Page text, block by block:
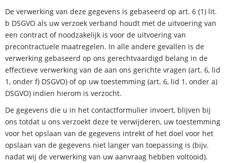
De verwerking van deze gegevens is gebaseerd op art. 6 (1) lit.
b DSGVO als uw verzoek verband houdt met de uitvoering van
een contract of noodzakelijk is voor de uitvoering van
precontractuele maatregelen. In alle andere gevallen is de
verwerking gebaseerd op ons gerechtvaardigd belang in de
effectieve verwerking van de aan ons gerichte vragen (art. 6, lid
1, onder f) DSGVO) of op uw toestemming (art. 6, lid 1, onder a)
DSGVO) indien hierom is verzocht.
De gegevens die u in het contactformulier invoert, blijven bij
ons totdat u ons verzoekt deze te verwijderen, uw toestemming
voor het opslaan van de gegevens intrekt of het doel voor het
opslaan van de gegevens niet langer van toepassing is (bijv.
nadat wij de verwerking van uw aanvraag hebben voltooid).